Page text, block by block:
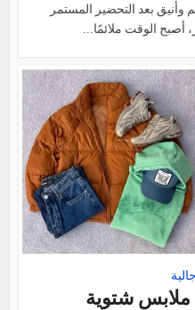
وأنيق بعد التحضير المستمر
أصبح الوقت ملائمًا...
طقم ملابس شتوية